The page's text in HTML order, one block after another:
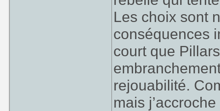
Les choix sont
conséquences
court que
rejouabilité.
mais